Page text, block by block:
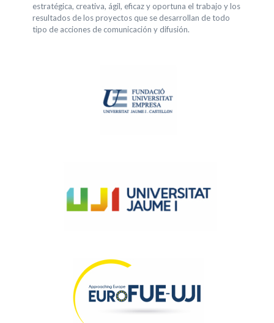
estratégica, creativa, ágil, eficaz y oportuna el trabajo y los
resultados de los proyectos que se desarrollan de todo
tipo de acciones de comunicación y difusión.